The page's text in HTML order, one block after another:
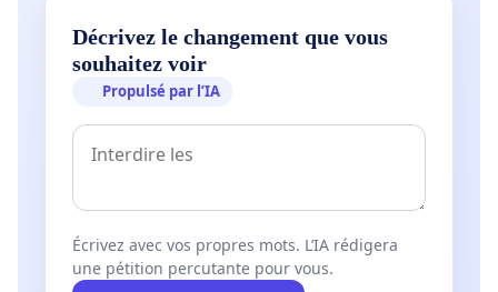
Décrivez le changement que vous
souhaitez voir
Propulsé par l’IA
Écrivez avec vos propres mots. L’IA rédigera
une pétition percutante pour vous.